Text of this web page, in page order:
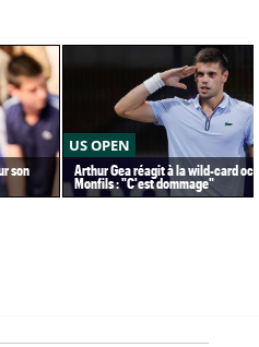
son
US OPEN
Arthur Gea réagit à la wild-card
Monfils : "C'est dommage"